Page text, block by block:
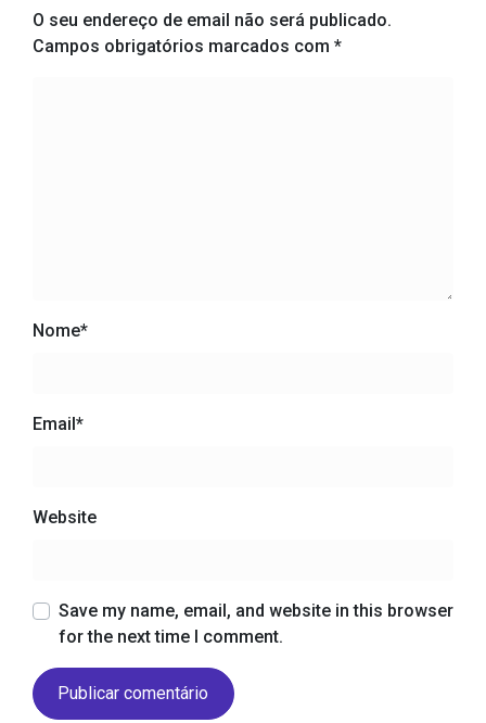
O seu endereço de email não será publicado.
Campos obrigatórios marcados com *
Nome*
Email*
Website
Save my name, email, and website in this browser
for the next time I comment.